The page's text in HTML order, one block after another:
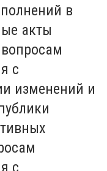
в
акты
с
изменений и
с